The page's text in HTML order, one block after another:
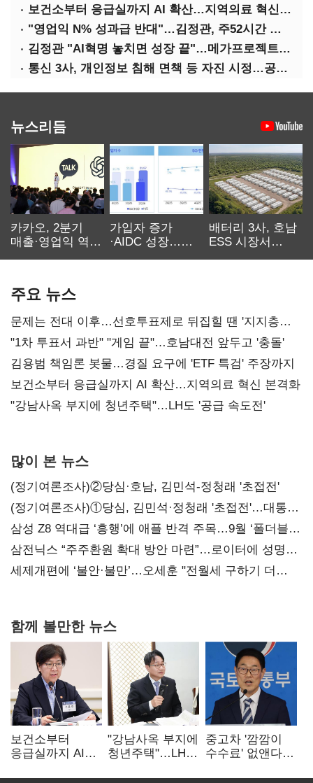
보건소부터 응급실까지 AI 확산…지역의료 혁신 본격화
"영업익 N% 성과급 반대"…김정관, 주52시간 손질 예고
김정관 "AI혁명 놓치면 성장 끝"…메가프로젝트·메가특구 속도전
통신 3사, 개인정보 침해 면책 등 자진 시정…공정위 "이용자 권리 강화"
뉴스리듬
카카오, 2분기
매출·영업익 역대
가입자 증가
·AIDC 성장…
배터리 3사, 호남
ESS 시장서
주요 뉴스
문제는 전대 이후…선호투표제로 뒤집힐 땐 '지지층
불복'
"1차 투표서 과반" "게임 끝"…호남대전 앞두고 '충돌'
김용범 책임론 봇물…경질 요구에 'ETF 특검' 주장까지
보건소부터 응급실까지 AI 확산…지역의료 혁신 본격화
"강남사옥 부지에 청년주택"…LH도 '공급 속도전'
많이 본 뉴스
(정기여론조사)②당심·호남, 김민석-정청래 '초접전'
(정기여론조사)①당심, 김민석·정청래 '초접전'…대통령
지지도 '50% 아래로'(종합)
삼성 Z8 역대급 ‘흥행’에 애플 반격 주목…9월 ‘폴더블
대전’
삼전닉스 “주주환원 확대 방안 마련”…로이터에 성명
보내
세제개편에 ‘불안·불만’…오세훈 "전월세 구하기 더
함께 볼만한 뉴스
보건소부터
응급실까지 AI
"강남사옥 부지에
청년주택"…LH도
중고차 '깜깜이
수수료' 없앤다…